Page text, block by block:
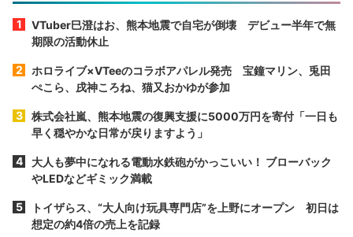
VTuber巳澄はお、熊本地震で自宅が倒壊 デビュー半年で無
期限の活動休止
ホロライブ×VTeeのコラボアパレル発売 宝鐘マリン、兎田
ぺこら、戌神ころね、猫又おかゆが参加
株式会社嵐、熊本地震の復興支援に5000万円を寄付「一日も
早く穏やかな日常が戻りますよう」
大人も夢中になれる電動水鉄砲がかっこいい！ ブローバック
やLEDなどギミック満載
トイザらス、“大人向け玩具専門店”を上野にオープン 初日は
想定の約4倍の売上を記録